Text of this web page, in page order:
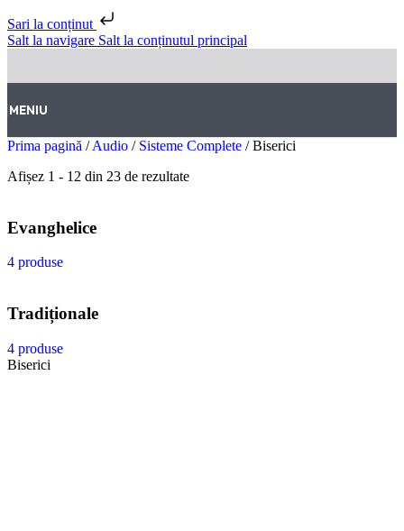
Sari la conținut
Salt la navigare Salt la conținutul principal
MENIU
Prima pagină / Audio / Sisteme Complete / Biserici
Afișez 1 - 12 din 23 de rezultate
Evanghelice
4 produse
Tradiționale
4 produse
Biserici